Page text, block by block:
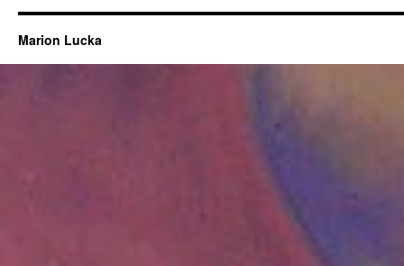
Marion Lucka